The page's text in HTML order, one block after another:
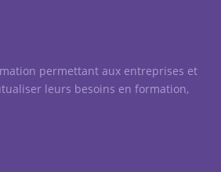
permettant aux entreprises et
leurs besoins en formation,